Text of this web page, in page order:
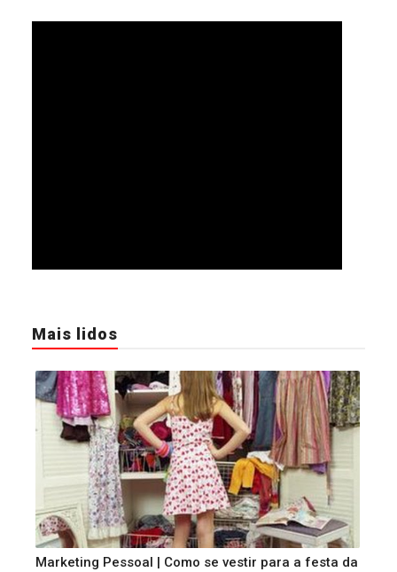
Mais lidos
Marketing Pessoal | Como se vestir para a festa da